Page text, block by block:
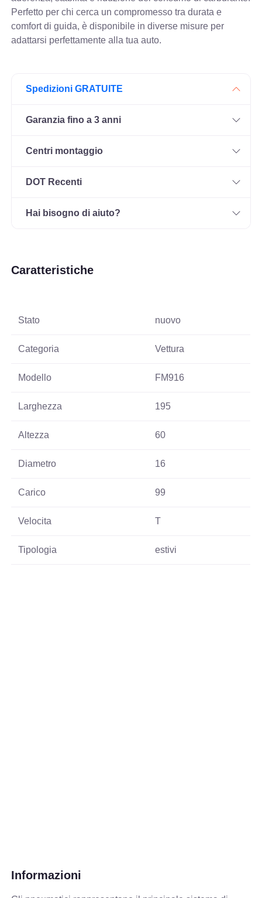
Perfetto per chi cerca un compromesso tra durata e
comfort di guida, è disponibile in diverse misure per
adattarsi perfettamente alla tua auto.
Spedizioni GRATUITE
Garanzia fino a 3 anni
Centri montaggio
DOT Recenti
Hai bisogno di aiuto?
Caratteristiche
Stato nuovo
Categoria Vettura
Modello FM916
Larghezza 195
Altezza 60
Diametro 16
Carico 99
Velocita T
Tipologia estivi
Informazioni